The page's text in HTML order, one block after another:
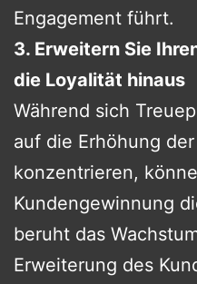
Engagement führt.
3. Erweitern Sie
die Loyalität hinaus
Während sich
auf die Erhöhung
konzentrieren,
Kundengewinnung
beruht das
Erweiterung des